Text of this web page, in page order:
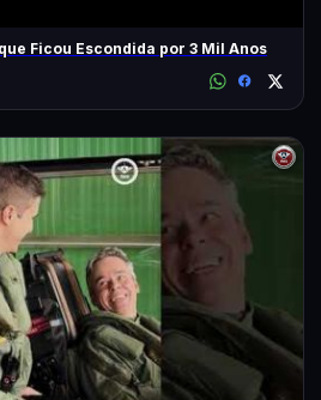
Ficou Escondida por 3 Mil Anos